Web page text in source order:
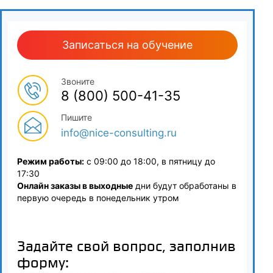
Управление запасами реагентов: методы расчета
страхового запаса и точки заказа для избежания
внедрение нормативов расхода реактивов на количество
проведенных исследований
Складской учет и ФСН: особенности хранения, списания и
4.3
Закупки «точно в срок»: планирование поставок с учетом
учета
Записаться на обучение
Звоните
8 (800) 500-41-35
Пишите
info@nice-consulting.ru
Режим работы: с 09:00 до 18:00, в пятницу до
17:30
Онлайн заказы в выходные дни будут обработаны в
первую очередь в понедельник утром
Задайте свой вопрос, заполнив
форму: